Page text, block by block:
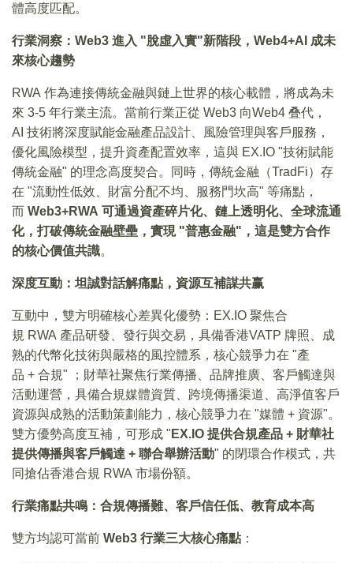
體高度匹配。
行業洞察：Web3 進入 "脫虛入實"新階段，Web4+AI 成未
來核心趨勢
RWA 作為連接傳統金融與鏈上世界的核心載體，將成為未
來 3-5 年行業主流。當前行業正從 Web3 向Web4 叠代，
AI 技術將深度賦能金融產品設計、風險管理與客戶服務，
優化風險模型，提升資產配置效率，這與 EX.IO "技術賦能
傳統金融" 的理念高度契合。同時，傳統金融（TradFi）存
在 "流動性低效、財富分配不均、服務門坎高" 等痛點，
而 Web3+RWA 可通過資產碎片化、鏈上透明化、全球流通
化，打破傳統金融壁壘，實現 "普惠金融"，這是雙方合作
的核心價值共識。
深度互動：坦誠對話解痛點，資源互補謀共赢
互動中，雙方明確核心差異化優勢：EX.IO 聚焦合
規 RWA 產品研發、發行與交易，具備香港VATP 牌照、成
熟的代幣化技術與嚴格的風控體系，核心競爭力在 "產
品 + 合規" ；財華社聚焦行業傳播、品牌推廣、客戶觸達與
活動運營，具備合規媒體資質、跨境傳播渠道、高淨值客戶
資源與成熟的活動策劃能力，核心競爭力在 "媒體 + 資源"。
雙方優勢高度互補，可形成 " EX.IO 提供合規產品 + 財華社
提供傳播與客戶觸達 + 聯合舉辦活動" 的閉環合作模式，共
同搶佔香港合規 RWA 市場份額。
行業痛點共鳴：合規傳播難、客戶信任低、教育成本高
雙方均認可當前 Web3 行業三大核心痛點 ：